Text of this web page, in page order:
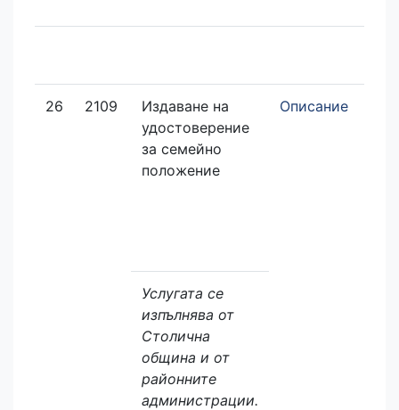
26 2109
Издаване на
удостоверение
за семейно
положение
Описание
Услугата се
изпълнява от
Столична
община и от
районните
администрации.